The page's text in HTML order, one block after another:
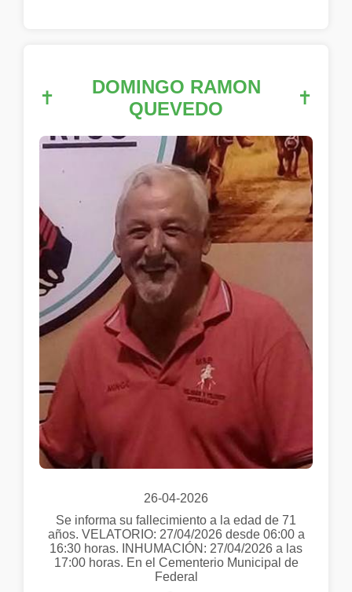
✝
DOMINGO RAMON
QUEVEDO
✝
26-04-2026
Se informa su fallecimiento a la edad de 71
años. VELATORIO: 27/04/2026 desde 06:00 a
16:30 horas. INHUMACIÓN: 27/04/2026 a las
17:00 horas. En el Cementerio Municipal de
Federal